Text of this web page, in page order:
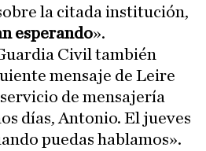
la citada institución,
esperando».
Civil también
mensaje de Leire
de mensajería
días, Antonio. El jueves
puedas hablamos».